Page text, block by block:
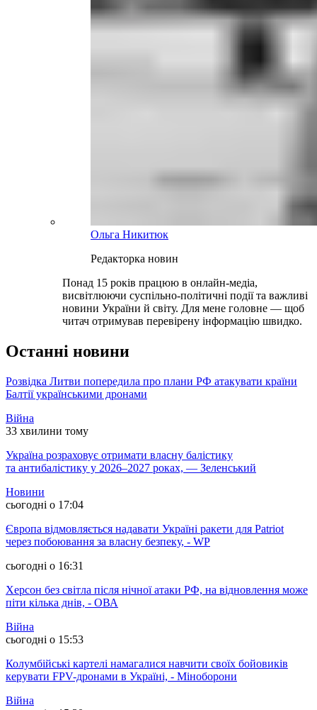
Ольга Никитюк
Редакторка новин
Понад 15 років працюю в онлайн-медіа,
висвітлюючи суспільно-політичні події та важливі
новини України й світу. Для мене головне — щоб
читач отримував перевірену інформацію швидко.
Останні новини
Розвідка Литви попередила про плани РФ атакувати країни
Балтії українськими дронами
Війна
33 хвилини тому
Україна розраховує отримати власну балістику
та антибалістику у 2026–2027 роках, — Зеленський
Новини
сьогодні о 17:04
Європа відмовляється надавати Україні ракети для Patriot
через побоювання за власну безпеку, - WP
сьогодні о 16:31
Херсон без світла після нічної атаки РФ, на відновлення може
піти кілька днів, - ОВА
Війна
сьогодні о 15:53
Колумбійські картелі намагалися навчити своїх бойовиків
керувати FPV-дронами в Україні, - Міноборони
Війна